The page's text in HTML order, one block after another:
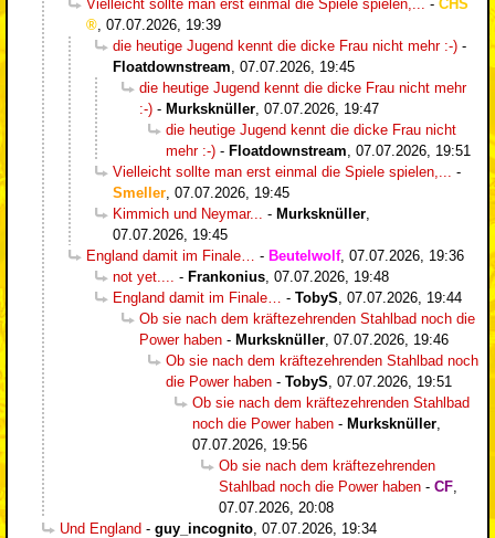
Vielleicht sollte man erst einmal die Spiele spielen,...
- CHS
07.07.2026, 19:39
die heutige Jugend kennt die dicke Frau nicht mehr :-) -
Floatdownstream 07.07.2026, 19:45
die heutige Jugend kennt die dicke Frau nicht mehr
:-) - Murksknüller 07.07.2026, 19:47
die heutige Jugend kennt die dicke Frau nicht
mehr :-) - Floatdownstream 07.07.2026, 19:51
Vielleicht sollte man erst einmal die Spiele spielen,...
-
Smeller 07.07.2026, 19:45
Kimmich und Neymar...
- Murksknüller
07.07.2026, 19:45
England damit im Finale…
- Beutelwolf, 07.07.2026, 19:36
not yet....
- Frankonius 07.07.2026, 19:48
England damit im Finale…
- TobyS 07.07.2026, 19:44
Ob sie nach dem kräftezehrenden Stahlbad noch die
Power haben - Murksknüller 07.07.2026, 19:46
Ob sie nach dem kräftezehrenden Stahlbad noch
die Power haben - TobyS 07.07.2026, 19:51
Ob sie nach dem kräftezehrenden Stahlbad
noch die Power haben - Murksknüller
07.07.2026, 19:56
Ob sie nach dem kräftezehrenden
Stahlbad noch die Power haben - CF
07.07.2026, 20:08
Und England - guy_incognito 07.07.2026, 19:34